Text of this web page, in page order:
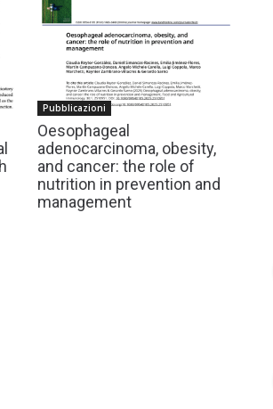
Pubblicazioni
Oesophageal
adenocarcinoma, obesity,
and cancer: the role of
nutrition in prevention and
management